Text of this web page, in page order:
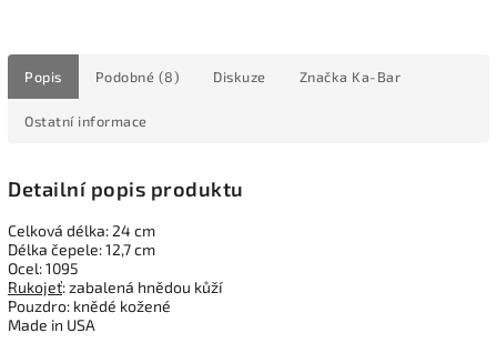
Popis Podobné (8) Diskuze Značka Ka-Bar
Ostatní informace
Detailní popis produktu
Celková délka: 24 cm
Délka čepele: 12,7 cm
Ocel: 1095
Rukojeť: zabalená hnědou kůží
Pouzdro: knědé kožené
Made in USA